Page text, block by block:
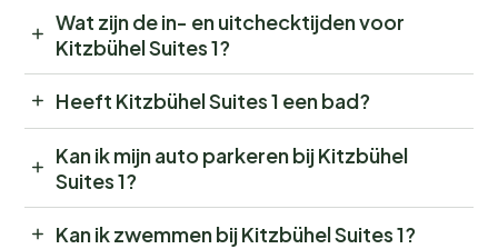
Wat zijn de in- en uitchecktijden voor
Kitzbühel Suites 1?
Heeft Kitzbühel Suites 1 een bad?
Kan ik mijn auto parkeren bij Kitzbühel
Suites 1?
Kan ik zwemmen bij Kitzbühel Suites 1?